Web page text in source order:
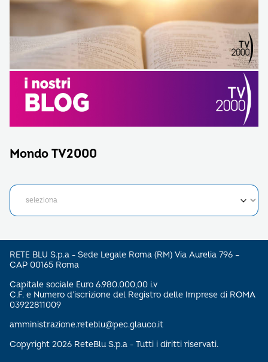
Mondo TV2000
RETE BLU S.p.a - Sede Legale Roma (RM) Via Aurelia 796 –
CAP 00165 Roma
Capitale sociale Euro 6.980.000,00 i.v
C.F. e Numero d’iscrizione del Registro delle Imprese di ROMA
03922811009
amministrazione.reteblu@pec.glauco.it
Copyright 2026 ReteBlu S.p.a - Tutti i diritti riservati.